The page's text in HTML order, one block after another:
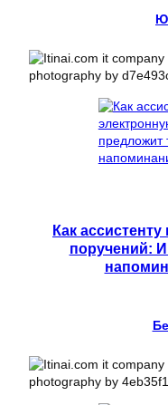
Как
поручений: